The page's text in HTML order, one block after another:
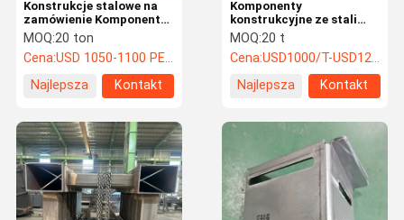
Konstrukcje stalowe na
zamówienie Komponenty
konstrukcji stalowej kotła
EN1900 AISC JIS CWB
MOQ:20 ton
Cena:USD 1050-1100 PER TON
Najlepsza
Kontakt
Komponenty
konstrukcyjne ze stali
niestandardowej,
wykonane na zamówienie
MOQ:20 t
Cena:USD1000/T-USD1200/T
Najlepsza
Kontakt